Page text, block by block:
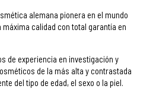
alemana pionera en el mundo
calidad con total garantía en
de experiencia en investigación y
de la más alta y contrastada
del tipo de edad, el sexo o la piel.